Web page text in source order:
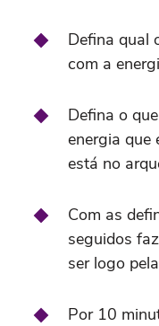
Defina qual
com a
Defina o
energia que
está no
Com as
seguidos
ser logo
Por 10